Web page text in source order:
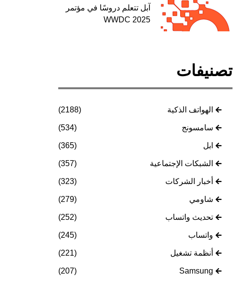
آبل تتعلم دروسًا في مؤتمر
WWDC 2025
تصنيفات
الهواتف الذكية (2188)
سامسونج (534)
ابل (365)
الشبكات الإجتماعية (357)
أخبار الشركات (323)
شاومي (279)
تحديث واتساب (252)
واتساب (245)
أنظمة تشغيل (221)
Samsung
(207)